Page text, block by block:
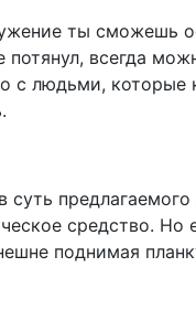
ты сможешь
всегда
с людьми, которые
предлагаемого
средство. Но
поднимая